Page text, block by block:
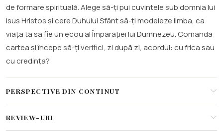
de formare spirituală. Alege să-ți pui cuvintele sub domnia lui
Isus Hristos și cere Duhului Sfânt să-ți modeleze limba, ca
viața ta să fie un ecou al Împărăției lui Dumnezeu. Comandă
cartea și începe să-ți verifici, zi după zi, acordul: cu frica sau
cu credința?
PERSPECTIVE DIN CONTINUT
REVIEW-URI